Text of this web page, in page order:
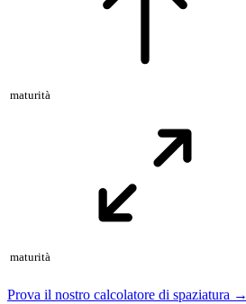
maturità
maturità
Prova il nostro calcolatore di spaziatura →